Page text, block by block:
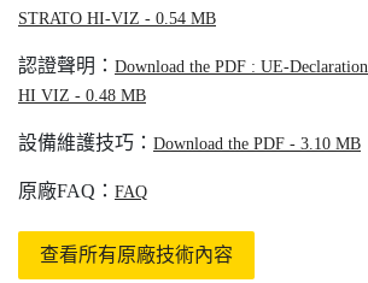
STRATO HI-VIZ - 0.54 MB
認證聲明： Download the PDF : UE-
HI VIZ - 0.48 MB
設備維護技巧： Download the PDF - 3.10 MB
原廠FAQ： FAQ
查看所有原廠技術內容